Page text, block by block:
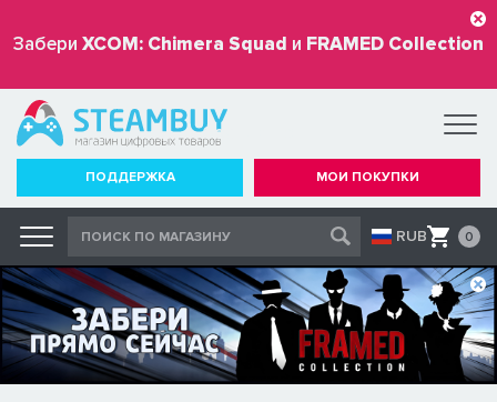
Забери XCOM: Chimera Squad и FRAMED Collection
бесплатно
ПОДДЕРЖКА МОИ ПОКУПКИ
RUB 0